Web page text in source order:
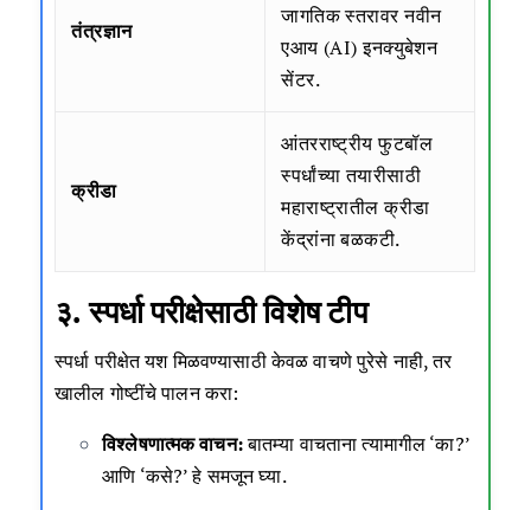
तंत्रज्ञान
जागतिक स्तरावर नवीन
एआय (AI) इनक्युबेशन
सेंटर.
क्रीडा
आंतरराष्ट्रीय फुटबॉल
स्पर्धांच्या तयारीसाठी
महाराष्ट्रातील क्रीडा
केंद्रांना बळकटी.
३. स्पर्धा परीक्षेसाठी विशेष टीप
स्पर्धा परीक्षेत यश मिळवण्यासाठी केवळ वाचणे पुरेसे नाही, तर
खालील गोष्टींचे पालन करा:
विश्लेषणात्मक वाचन:बातम्या वाचताना त्यामागील ‘का?’
आणि ‘कसे?’ हे समजून घ्या.